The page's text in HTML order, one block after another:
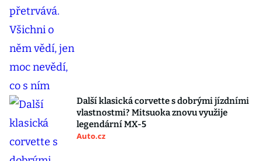
Další klasická corvette s dobrými jízdními
vlastnostmi? Mitsuoka znovu využije
legendární MX-5
Auto.cz